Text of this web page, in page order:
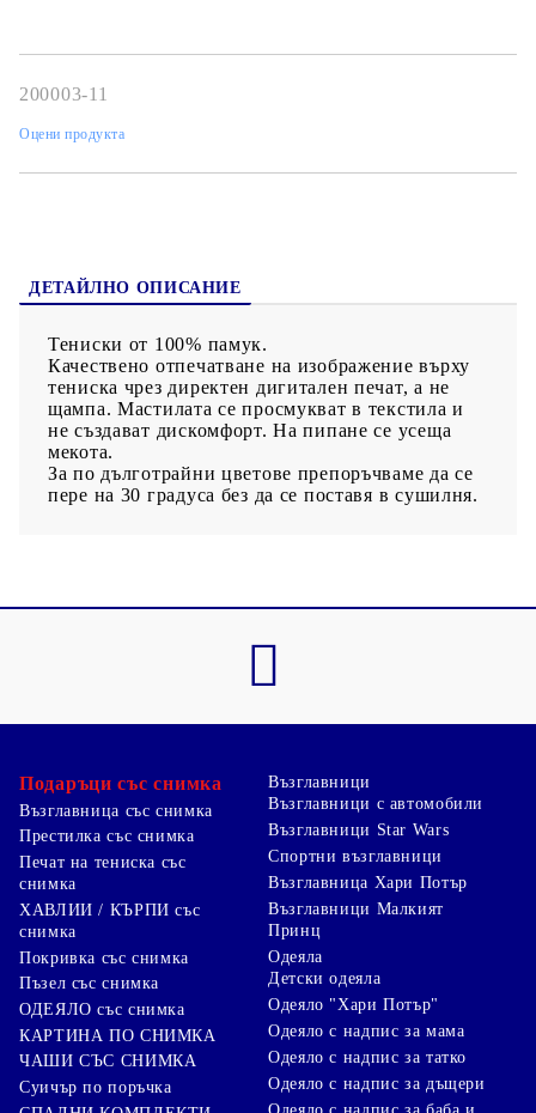
200003-11
Оцени продукта
ДЕТАЙЛНО ОПИСАНИЕ
Тениски от 100% памук.
Качествено отпечатване на изображение върху
тениска чрез директен дигитален печат, а не
щампа. Мастилата се просмукват в текстила и
не създават дискомфорт. На пипане се усеща
мекота.
За по дълготрайни цветове препоръчваме да се
пере на 30 градуса без да се поставя в сушилня.
Подаръци със снимка
Възглавница със снимка
Престилка със снимка
Печат на тениска със
снимка
ХАВЛИИ / КЪРПИ със
снимка
Покривка със снимка
Пъзел със снимка
ОДЕЯЛО със снимка
КАРТИНА ПО СНИМКА
ЧАШИ СЪС СНИМКА
Суичър по поръчка
Възглавници
Възглавници с автомобили
Възглавници Star Wars
Спортни възглавници
Възглавница Хари Потър
Възглавници Малкият
Принц
Одеяла
Детски одеяла
Одеяло "Хари Потър"
Одеяло с надпис за мама
Одеяло с надпис за татко
Одеяло с надпис за дъщери